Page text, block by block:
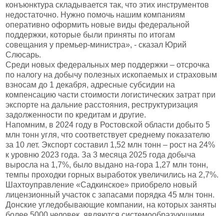
конъюнктура складывается так, что этих инструментов
недостаточно. Нужно помочь нашим компаниям
оперативно оформить новые виды федеральной
поддержки, которые были приняты по итогам
совещания у премьер-министра», - сказал Юрий
Слюсарь.
Среди новых федеральных мер поддержки – отсрочка
по налогу на добычу полезных ископаемых и страховым
взносам до 1 декабря, адресные субсидии на
компенсацию части стоимости логистических затрат при
экспорте на дальние расстояния, реструктуризация
задолженности по кредитам и другие.
Напомним, в 2024 году в Ростовской области добыто 5
млн тонн угля, что соответствует среднему показателю
за 10 лет. Экспорт составил 1,52 млн тонн – рост на 24%
к уровню 2023 года. За 3 месяца 2025 года добыча
выросла на 1,7%, было выдано на-гора 1,27 млн тонн,
темпы проходки горных выработок увеличились на 2,7%.
Шахтоуправление «Садкинское» приобрело новый
лицензионный участок с запасами порядка 45 млн тонн.
Донские угледобывающие компании, на которых заняты